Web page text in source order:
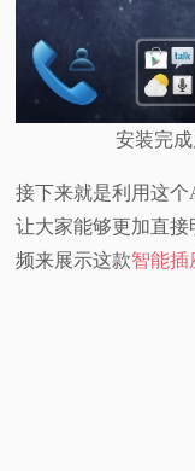
安装完
接下来就是利用这个
让大家能够更加直
频来展示这款智能插